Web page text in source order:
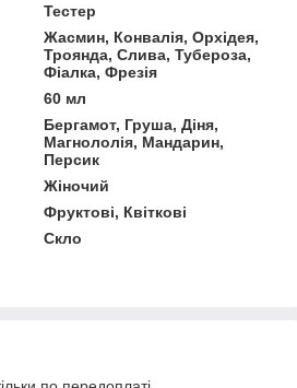
Тестер
Жасмин, Конвалія, Орхідея,
Троянда, Слива, Тубероза,
Фіалка, Фрезія
60 мл
Бергамот, Груша, Діня,
Магнололія, Мандарин,
Персик
Жіночий
Фруктові, Квіткові
Скло